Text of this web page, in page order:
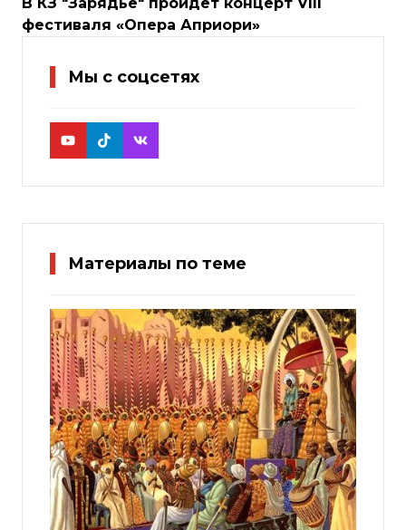
фестиваля «Опера Априори»
Мы с соцсетях
Материалы по теме